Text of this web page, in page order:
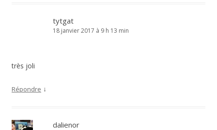
tytgat
18 janvier 2017 à 9 h 13 min
très joli
Répondre ↓
dalienor